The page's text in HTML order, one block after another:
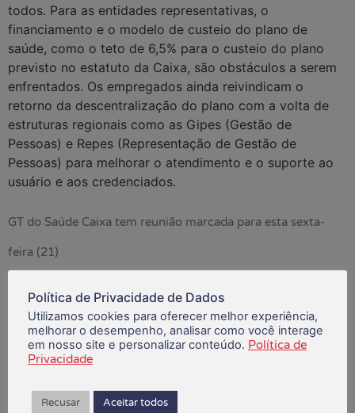
todos. Para as entidades representativas, o
financiamento e o modelo de custeio do plano de
saúde, como o teto de 6,5% para o custeio do plano
previsto no estatuto da Caixa, são obstáculos a serem
enfrentados. Os empregados ainda reivindicam o
retorno da descentralização do plano com a volta de
estruturas regionais como as Gipes (Gestão de
Pessoas) e Repes (Representação de Gestão de
Pessoas) para melhorar o atendimento e o suporte ao
usuário e aos credenciados.
GT do Saúde Caixa tem reunião marcada para esta sexta-
feira (21)
Política de Privacidade de Dados
Utilizamos cookies para oferecer melhor experiência,
melhorar o desempenho, analisar como você interage
em nosso site e personalizar conteúdo. Política de
Privacidade
Recusar Aceitar todos